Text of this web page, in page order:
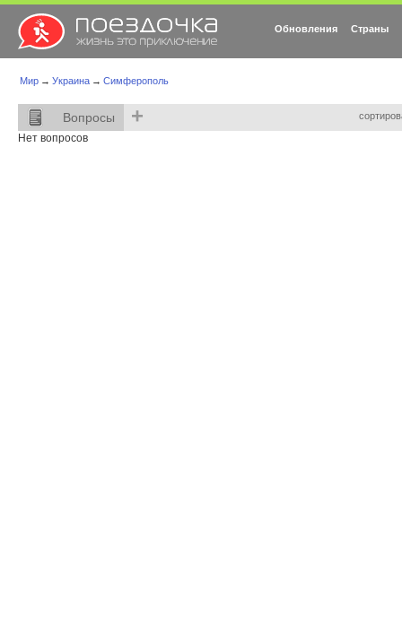
Обновления Страны
Мир → Украина → Симферополь
Вопросы +
Нет вопросов